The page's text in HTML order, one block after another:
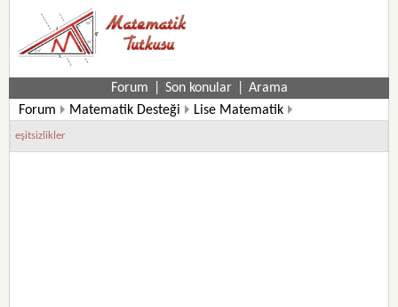
Forum Son konular
Arama
Forum
Matematik Desteği Lise Matematik
eşitsizlikler